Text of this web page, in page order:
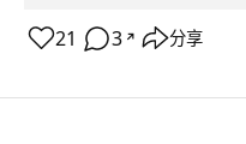
21 3 ↗ 分享